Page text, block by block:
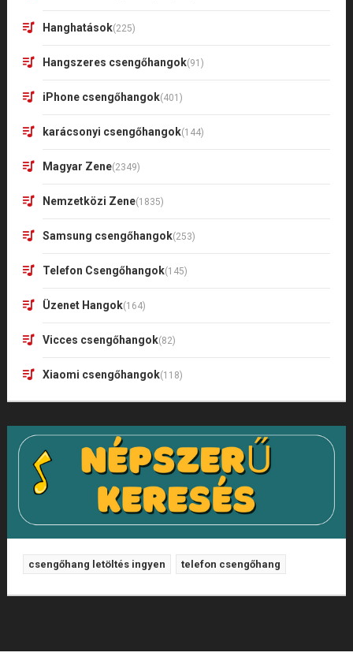
Hanghatások(225)
Hangszeres csengőhangok(91)
iPhone csengőhangok(401)
karácsonyi csengőhangok(144)
Magyar Zene(2349)
Nemzetközi Zene(1835)
Samsung csengőhangok(253)
Telefon Csengőhangok(145)
Üzenet Hangok(164)
Vicces csengőhangok(82)
Xiaomi csengőhangok(118)
csengőhang letöltés ingyen telefon csengőhang